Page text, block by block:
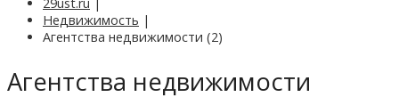
Недвижимость |
Агентства недвижимости (2)
Агентства недвижимости